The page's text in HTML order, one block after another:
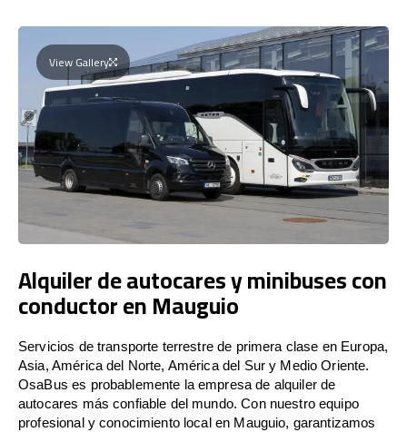
View Gallery
Alquiler de autocares y minibuses con
conductor en Mauguio
Servicios de transporte terrestre de primera clase en Europa,
Asia, América del Norte, América del Sur y Medio Oriente.
OsaBus es probablemente la empresa de alquiler de
autocares más confiable del mundo. Con nuestro equipo
profesional y conocimiento local en Mauguio, garantizamos